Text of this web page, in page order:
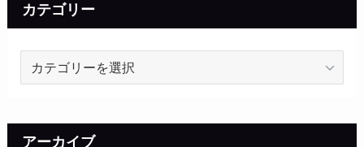
カテゴリー
リ
ー
アーカイブ